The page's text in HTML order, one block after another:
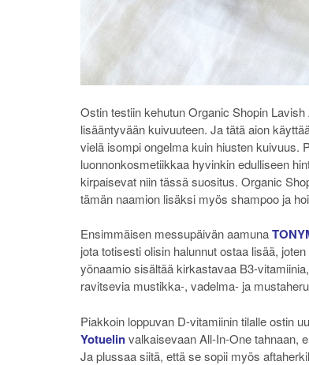
Ostin testiin kehutun Organic Shopin
lisääntyvään kuivuuteen. Ja tätä aion
vielä isompi ongelma kuin hiusten kuivuus.
luonnonkosmetiikkaa hyvinkin edulliseen
kirpaisevat niin tässä suositus. Organic
tämän naamion lisäksi myös shampoo ja
Ensimmäisen messupäivän aamuna
jota totisesti olisin halunnut ostaa lisää,
yönaamio sisältää kirkastavaa B3-
ravitsevia mustikka-, vadelma- ja
Piakkoin loppuvan D-vitamiinin tilalle ostin
Yotuelinvalkaisevaan All-In-One tahnaan,
Ja plussaa siitä, että se sopii myös